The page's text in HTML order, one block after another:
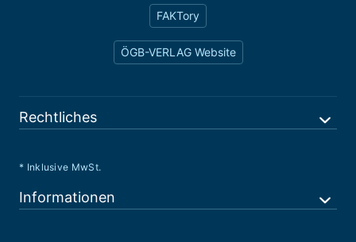
FAKTory
ÖGB-VERLAG Website
Rechtliches
* Inklusive MwSt.
Informationen